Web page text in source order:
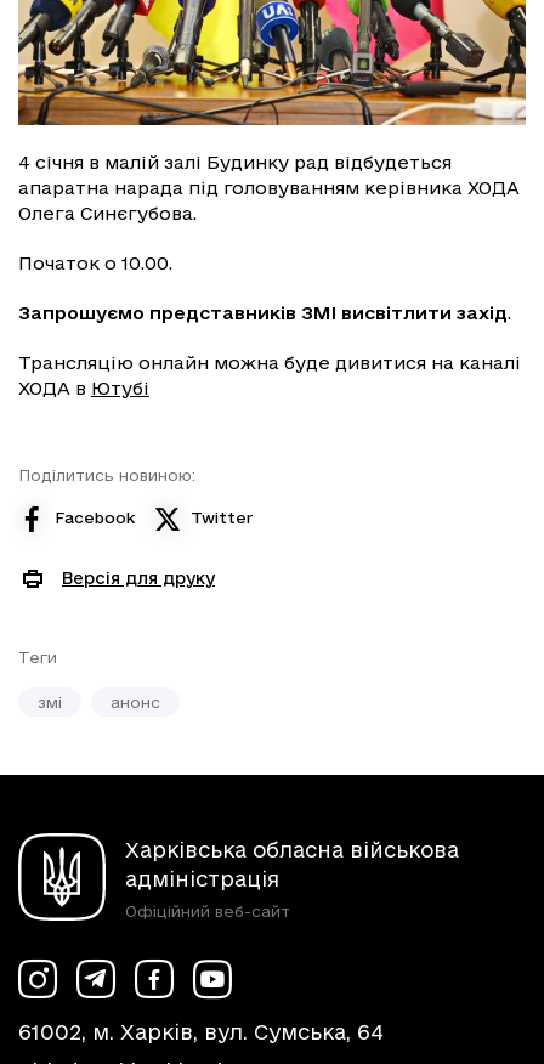
4 січня в малій залі Будинку рад відбудеться
апаратна нарада під головуванням керівника ХОДА
Олега Синєгубова.
Початок о 10.00.
Запрошуємо представників ЗМІ висвітлити захід.
Трансляцію онлайн можна буде дивитися на каналі
ХОДА в Ютубі
Поділитись новиною:
Facebook Twitter
Версія для друку
Теги
змі анонс
Харківська обласна військова
адміністрація
Офіційний веб-сайт
61002, м. Харків, вул. Сумська, 64